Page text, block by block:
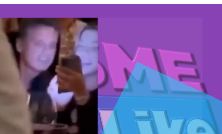
de
nuevos
carolina Sandoval
¡EXCLUSIVA! Revelamos la
verdad detrás del divorcio de
Carolina Sandoval y Nick
Hernández
Nov 26, 2024